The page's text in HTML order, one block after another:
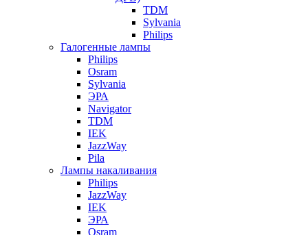
TDM
Sylvania
Philips
Галогенные лампы
Philips
Osram
Sylvania
ЭРА
Navigator
TDM
IEK
JazzWay
Pila
Лампы накаливания
Philips
JazzWay
IEK
ЭРА
Osram